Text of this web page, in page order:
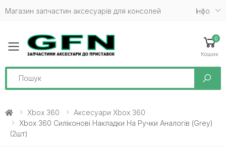
Магазин запчастин аксесуарів для консолей Iнфо
Toggle mobile menu
0
Кошик
Search
Xbox 360
Аксесуари Xbox 360
Xbox 360 Силіконові Накладки На Ручки Аналогів (grey)
(2шт)